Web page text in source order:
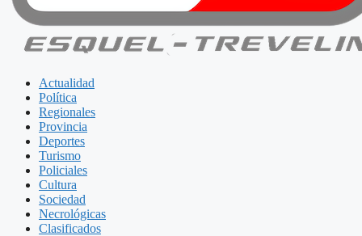
Actualidad
Política
Regionales
Provincia
Deportes
Turismo
Policiales
Cultura
Sociedad
Necrológicas
Clasificados